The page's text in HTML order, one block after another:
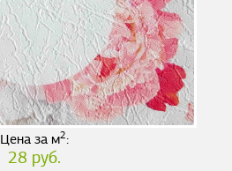
Цена за м2:
28 руб.